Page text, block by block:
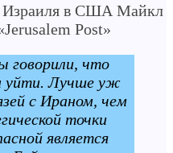
Израиля в США Майкл
Post»
говорили, что
уйти. Лучше уж
с Ираном, чем
точки
является